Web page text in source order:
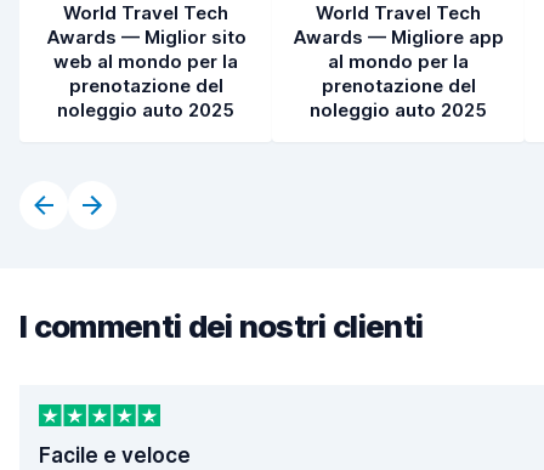
World Travel Tech
Awards — Miglior sito
web al mondo per la
prenotazione del
noleggio auto 2025
World Travel Tech
Awards — Migliore app
al mondo per la
prenotazione del
noleggio auto 2025
I commenti dei nostri clienti
Facile e veloce